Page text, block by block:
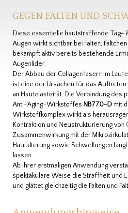
GEGEN FALTEN UND
Diese essentielle hautstraffende Tag-
Augen wirkt sichtbar bei Falten,
bekämpft aktiv bereits bestehende
Augenlider.
Der Abbau der Collagenfasern im
ist eine der Ursachen für das Auftreten
an Hautelastizität. Die Verbindung des
Anti-Aging-Wirkstoffes NB770-Dmit
Wirkstoffkomplex wirkt als
Kontraktion und Neustrukturierung von
Zusammenwirkung mit der
Hautalterung sowie Schwellungen
lassen.
Ab ihrer erstmaligen Anwendung
spektakuläre Weise die Straffheit und
und glättet gleichzeitig die Falten und